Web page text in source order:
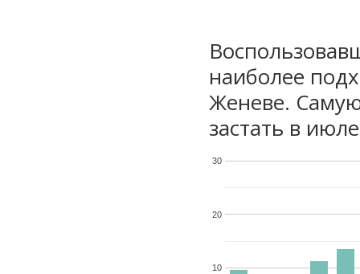
наиболее
Женеве.
застать в
10
20
30